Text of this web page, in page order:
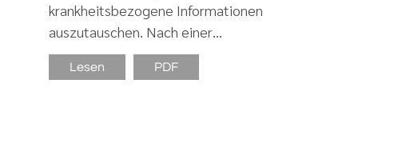
krankheitsbezogene Informationen
auszutauschen. Nach einer…
Lesen PDF